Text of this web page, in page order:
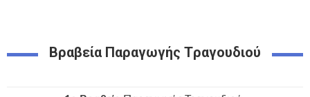
Βραβεία Παραγωγής Tραγουδιού